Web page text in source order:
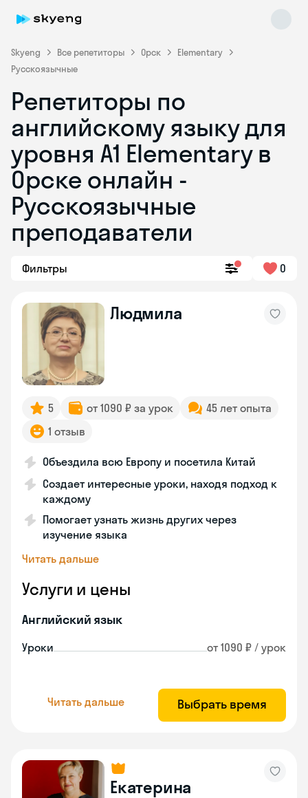
Skyeng Все репетиторы Орск
Elementary
Русскоязычные
Репетиторы по
английскому языку для
уровня A1 Elementary в
Орске онлайн -
Русскоязычные
преподаватели
Фильтры 0
Людмила
5 от 1090 ₽ за урок
45 лет опыта
1 отзыв
Объездила всю Европу и посетила Китай
Создает интересные уроки, находя подход к
каждому
Помогает узнать жизнь других через
изучение языка
Читать дальше
Услуги и цены
Английский язык
Уроки от 1090 ₽ / урок
Читать дальше Выбрать время
Екатерина
Skyeng Chat